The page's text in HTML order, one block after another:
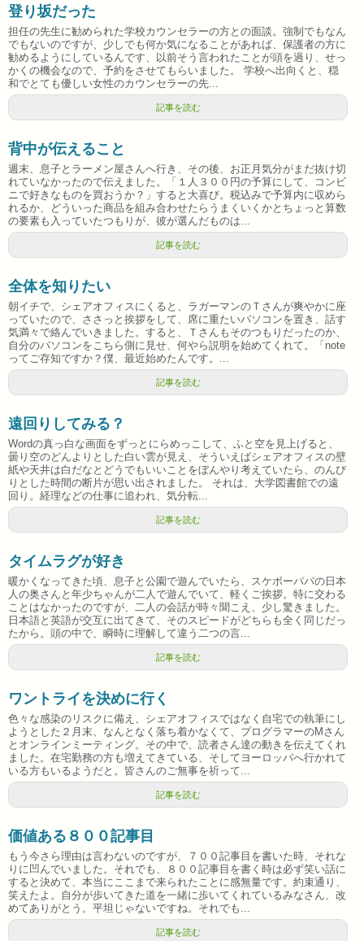
登り坂だった
担任の先生に勧められた学校カウンセラーの方との面談。強制でもなん
でもないのですが、少しでも何か気になることがあれば、保護者の方に
勧めるようにしているんです、以前そう言われたことが頭を過り、せっ
かくの機会なので、予約をさせてもらいました。 学校へ出向くと、穏
和でとても優しい女性のカウンセラーの先...
記事を読む
背中が伝えること
週末、息子とラーメン屋さんへ行き、その後、お正月気分がまだ抜け切
れていなかったので伝えました。「１人３００円の予算にして、コンビ
ニで好きなものを買おうか？」すると大喜び。税込みで予算内に収めら
れるか、どういった商品を組み合わせたらうまくいくかとちょっと算数
の要素も入っていたつもりが、彼が選んだものは...
記事を読む
全体を知りたい
朝イチで、シェアオフィスにくると、ラガーマンのＴさんが爽やかに座
っていたので、ささっと挨拶をして、席に重たいパソコンを置き、話す
気満々で絡んでいきました。すると、Ｔさんもそのつもりだったのか、
自分のパソコンをこちら側に見せ、何やら説明を始めてくれて。「note
ってご存知ですか？僕、最近始めたんです。...
記事を読む
遠回りしてみる？
Wordの真っ白な画面をずっとにらめっこして、ふと空を見上げると、
曇り空のどんよりとした白い雲が見え、そういえばシェアオフィスの壁
紙や天井は白だなとどうでもいいことをぼんやり考えていたら、のんび
りとした時間の断片が思い出されました。 それは、大学図書館での遠
回り。経理などの仕事に追われ、気分転...
記事を読む
タイムラグが好き
暖かくなってきた頃、息子と公園で遊んでいたら、スケボーパパの日本
人の奥さんと年少ちゃんが二人で遊んでいて、軽くご挨拶。特に交わる
ことはなかったのですが、二人の会話が時々聞こえ、少し驚きました。
日本語と英語が交互に出てきて、そのスピードがどちらも全く同じだっ
たから。頭の中で、瞬時に理解して違う二つの言...
記事を読む
ワントライを決めに行く
色々な感染のリスクに備え、シェアオフィスではなく自宅での執筆にし
ようとした２月末、なんとなく落ち着かなくて、プログラマーのMさん
とオンラインミーティング。その中で、読者さん達の動きを伝えてくれ
ました。在宅勤務の方も増えてきている、そしてヨーロッパへ行かれて
いる方もいるようだと。皆さんのご無事を祈って...
記事を読む
価値ある８００記事目
もう今さら理由は言わないのですが、７００記事目を書いた時、それな
りに凹んでいました。それでも、８００記事目を書く時は必ず笑い話に
すると決めて、本当にここまで来られたことに感無量です。約束通り、
笑えたよ。自分が歩いてきた道を一緒に歩いてくれているみなさん、改
めてありがとう。平坦じゃないですね。それでも...
記事を読む